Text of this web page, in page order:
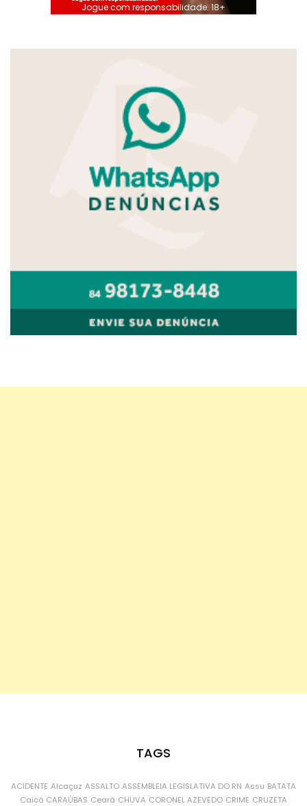
Jogue com responsabilidade. 18+
TAGS
ACIDENTE Alcaçuz ASSALTO ASSEMBLEIA LEGISLATIVA DO RN Assu BATATA
Caicó CARAÚBAS Ceará CHUVA CORONEL AZEVEDO CRIME CRUZETA